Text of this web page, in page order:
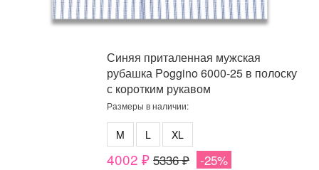
Синяя приталенная мужская
рубашка Poggino 6000-25 в полоску
с коротким рукавом
Размеры в наличии:
M L XL
4002 ₽ 5336 ₽ -25%